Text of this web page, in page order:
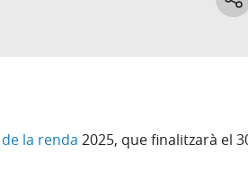
la renda 2025, que finalitzarà el